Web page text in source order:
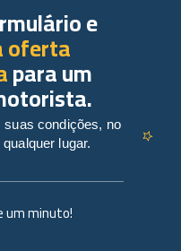
um minuto!
e
oferta
para um
suas condições, no
lugar.